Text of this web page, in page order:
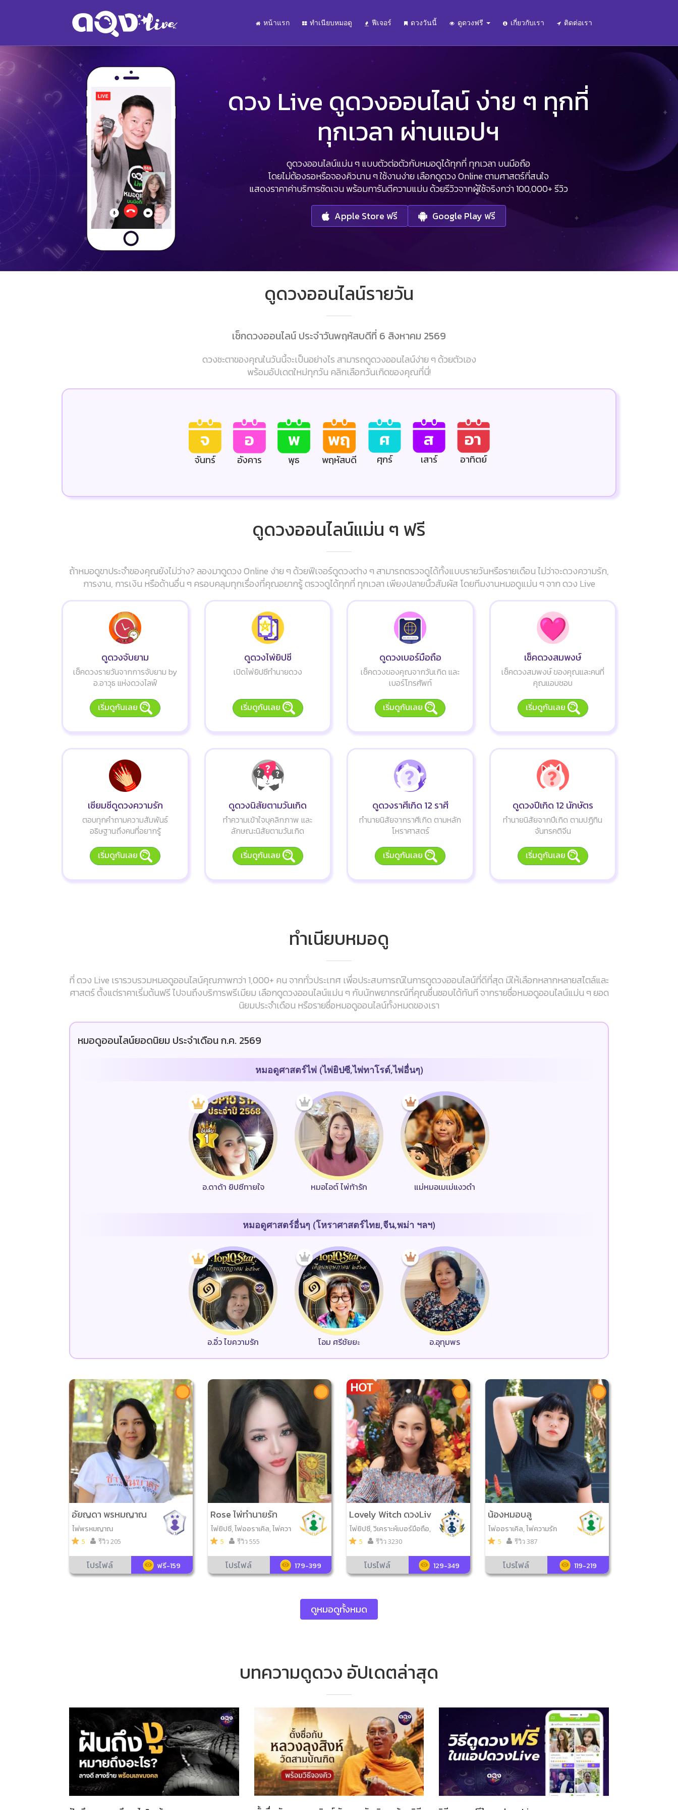
หน้าแรก ทำเนียบหมอดู ฟีเจอร์ ดวงวันนี้ ดูดวงฟรี เกี่ยวกับเรา ติดต่อเรา
ดวง Live ดูดวงออนไลน์ ง่าย ๆ ทุกที่
ทุกเวลา ผ่านแอปฯ
ดูดวงออนไลน์แม่น ๆ แบบตัวต่อตัวกับหมอดูได้ทุกที่ ทุกเวลา บนมือถือ
โดยไม่ต้องรอหรือจองคิวนาน ๆ ใช้งานง่าย เลือกดูดวง Online ตามศาสตร์ที่สนใจ
แสดงราคาค่าบริการชัดเจน พร้อมการันตีความแม่น ด้วยรีวิวจากผู้ใช้จริงกว่า 100,000+ รีวิว
Apple Store ฟรี
Google Play ฟรี
ดูดวงออนไลน์รายวัน
เช็กดวงออนไลน์ ประจำวันพฤหัสบดีที่ 6 สิงหาคม 2569
ดวงชะตาของคุณในวันนี้จะเป็นอย่างไร สามารถดูดวงออนไลน์ง่าย ๆ ด้วยตัวเอง
พร้อมอัปเดตใหม่ทุกวัน คลิกเลือกวันเกิดของคุณที่นี่!
จันทร์ อังคาร พุธ พฤหัสบดี ศุกร์ เสาร์ อาทิตย์
ดูดวงออนไลน์แม่น ๆ ฟรี
ถ้าหมอดูขาประจำของคุณยังไม่ว่าง? ลองมาดูดวง Online ง่าย ๆ ด้วยฟีเจอร์ดูดวงต่าง ๆ สามารถตรวจดูได้ทั้งแบบรายวันหรือรายเดือน ไม่ว่าจะดวงความรัก,
การงาน, การเงิน หรือด้านอื่น ๆ ครอบคลุมทุกเรื่องที่คุณอยากรู้ ตรวจดูได้ทุกที่ ทุกเวลา เพียงปลายนิ้วสัมผัส โดยทีมงานหมอดูแม่น ๆ จาก ดวง Live
ดูดวงจับยาม
เช็คดวงรายวันจากการจับยาม by
อ.อาวุธ แห่งดวงไลฟ์
เริ่มดูกันเลย
ดูดวงไพ่ยิปซี
เปิดไพ่ยิปซีทำนายดวง
เริ่มดูกันเลย
ดูดวงเบอร์มือถือ
เช็คดวงของคุณจากวันเกิด และ
เบอร์โทรศัพท์
เริ่มดูกันเลย
เช็คดวงสมพงษ์
เช็คดวงสมพงษ์ ของคุณและคนที่
คุณแอบชอบ
เริ่มดูกันเลย
เซียมซีดูดวงความรัก
ตอบทุกคำถามความสัมพันธ์
อธิษฐานถึงคนที่อยากรู้
เริ่มดูกันเลย
ดูดวงนิสัยตามวันเกิด
ทำความเข้าใจบุคลิกภาพ และ
ลักษณะนิสัยตามวันเกิด
เริ่มดูกันเลย
ดูดวงราศีเกิด 12 ราศี
ทำนายนิสัยจากราศีเกิด ตามหลัก
โหราศาสตร์
เริ่มดูกันเลย
ดูดวงปีเกิด 12 นักษัตร
ทำนายนิสัยจากปีเกิด ตามปฏิทิน
จันทรคติจีน
เริ่มดูกันเลย
ทำเนียบหมอดู
ที่ ดวง Live เรารวบรวมหมอดูออนไลน์คุณภาพกว่า 1,000+ คน จากทั่วประเทศ เพื่อประสบการณ์ในการดูดวงออนไลน์ที่ดีที่สุด มีให้เลือกหลากหลายสไตล์และ
ศาสตร์ ตั้งแต่ราคาเริ่มต้นฟรี ไปจนถึงบริการพรีเมียม เลือกดูดวงออนไลน์แม่น ๆ กับนักพยากรณ์ที่คุณชื่นชอบได้ทันที จากรายชื่อหมอดูออนไลน์แม่น ๆ ยอด
นิยมประจำเดือน หรือรายชื่อหมอดูออนไลน์ทั้งหมดของเรา
หมอดูออนไลน์ยอดนิยม ประจำเดือน ก.ค. 2569
หมอดูศาสตร์ไพ่ (ไพ่ยิปซี,ไพ่ทาโรต์,ไพ่อื่นๆ)
อ.ดาด้า ยิปซีทายใจ หมอไอต์ ไพ่ท้ารัก แม่หมอเมเม่แงวดำ
หมอดูศาสตร์อื่นๆ (โหราศาสตร์ไทย,จีน,พม่า ฯลฯ)
อ.อิ๋ว ไขความรัก โอม ศรีชัยยะ อ.อุทุมพร
อัยญดา พรหมญาณ
ไพ่พรหมญาณ
5 รีวิว 205
โปรไฟล์ ฟรี-159
Rose ไพ่ทำนายรัก
ไพ่ยิปซี, ไพ่ออราเคิล, ไพ่ควา
มรัก5 รีวิว 555
โปรไฟล์ 179-399
Lovely Witch ดวงLiv
e
ไพ่ยิปซี, วิเคราะห์เบอร์มือถือ,
ไพ่ออราเคิล, ไพ่โชคดีมีสุข, ไ
พ่กาลีมหามายา, ไพ่ขลัง
5 รีวิว 3230
โปรไฟล์ 129-349
น้องหมอบลู
ไพ่ออราเคิล, ไพ่ความรัก
5 รีวิว 387
โปรไฟล์ 119-219
ดูหมอดูทั้งหมด
บทความดูดวง อัปเดตล่าสุด